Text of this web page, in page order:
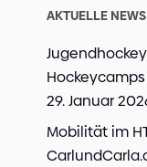
AKTUELLE NEWS
29. Januar
Mobilität im